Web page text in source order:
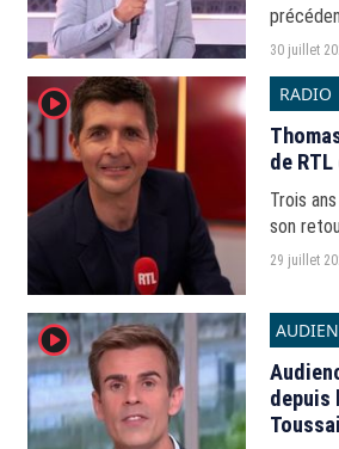
30 juillet
player2 RADIO
de
Trois
son
29 juillet
player2
depuis